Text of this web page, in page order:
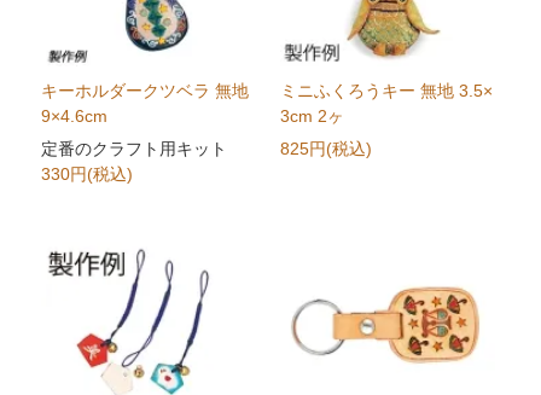
キーホルダークツベラ 無地
9×4.6cm
定番のクラフト用キット
330円(税込)
ミニふくろうキー 無地 3.5×
3cm 2ヶ
825円(税込)